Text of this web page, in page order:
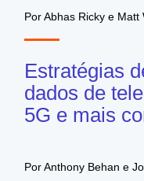
Por Abhas Ricky e
Estratégias
dados de
5G e mais
Por Anthony Behan e